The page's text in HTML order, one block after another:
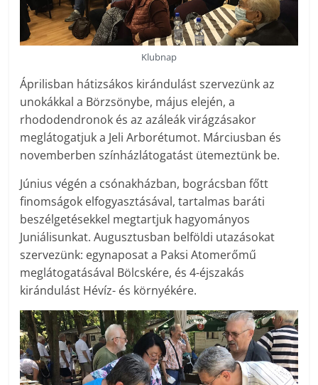
Klubnap
Áprilisban hátizsákos kirándulást szervezünk az
unokákkal a Börzsönybe, május elején, a
rhododendronok és az azáleák virágzásakor
meglátogatjuk a Jeli Arborétumot. Márciusban és
novemberben színházlátogatást ütemeztünk be.
Június végén a csónakházban, bográcsban főtt
finomságok elfogyasztásával, tartalmas baráti
beszélgetésekkel megtartjuk hagyományos
Juniálisunkat. Augusztusban belföldi utazásokat
szervezünk: egynaposat a Paksi Atomerőmű
meglátogatásával Bölcskére, és 4-éjszakás
kirándulást Hévíz- és környékére.